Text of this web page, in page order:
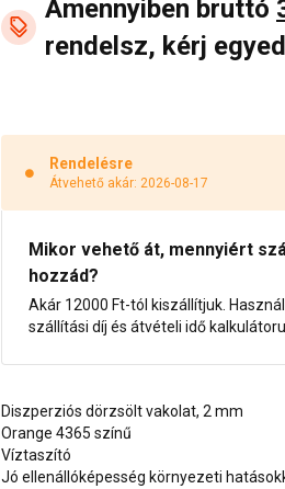
Amennyiben bruttó
rendelsz, kérj
Rendelésre
Átvehető akár: 2026-08-17
Mikor vehető át, mennyiért
hozzád?
Akár 12000 Ft-tól kiszállítjuk.
szállítási díj és átvételi idő
Diszperziós dörzsölt vakolat, 2 mm
Orange 4365 színű
Víztaszító
Jó ellenállóképesség környezeti